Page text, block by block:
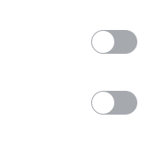
på Vestlandet. Det
med
i Göteborg og
har
Vest-Sverige, og
si noe mer, sier